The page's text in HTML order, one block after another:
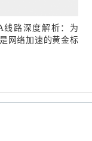
线路深度解析：为
网络加速的黄金标